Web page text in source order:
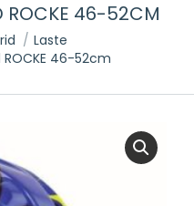
ROCKE 46-52CM
Laste
46-52cm